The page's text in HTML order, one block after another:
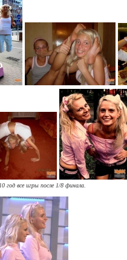
год все игры после 1/8 финала.